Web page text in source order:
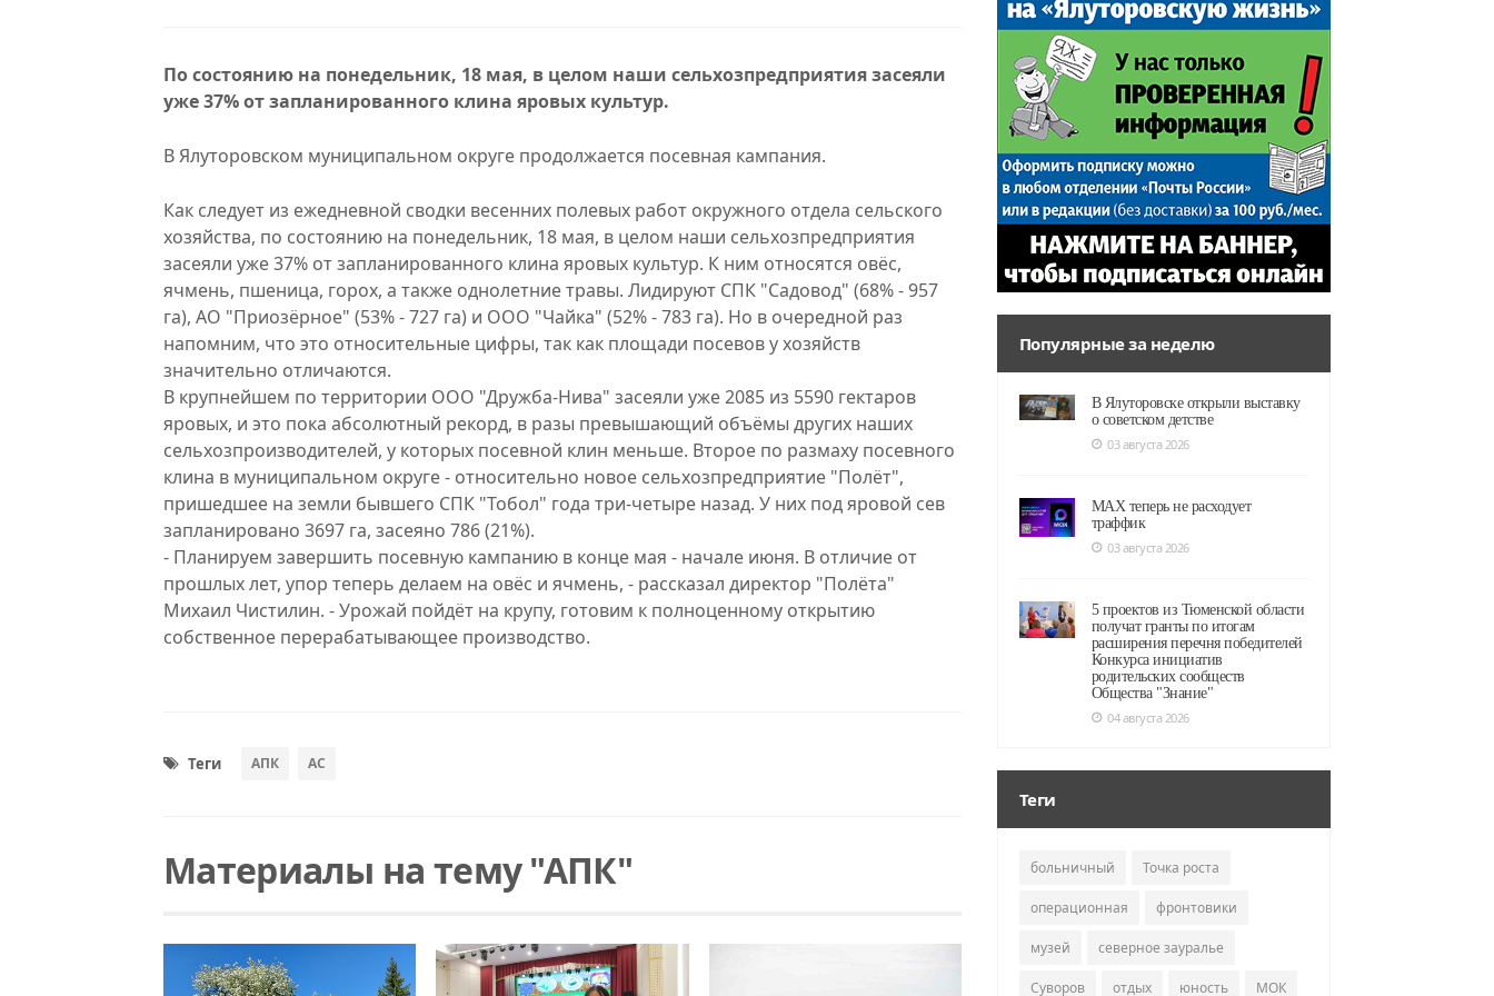
По состоянию на понедельник, 18 мая, в целом наши сельхозпредприятия засеяли
уже 37% от запланированного клина яровых культур.
В Ялуторовском муниципальном округе продолжается посевная кампания.
Как следует из ежедневной сводки весенних полевых работ окружного отдела сельского
хозяйства, по состоянию на понедельник, 18 мая, в целом наши сельхозпредприятия
засеяли уже 37% от запланированного клина яровых культур. К ним относятся овёс,
ячмень, пшеница, горох, а также однолетние травы. Лидируют СПК "Садовод" (68% - 957
га), АО "Приозёрное" (53% - 727 га) и ООО "Чайка" (52% - 783 га). Но в очередной раз
напомним, что это относительные цифры, так как площади посевов у хозяйств
значительно отличаются.
В крупнейшем по территории ООО "Дружба-Нива" засеяли уже 2085 из 5590 гектаров
яровых, и это пока абсолютный рекорд, в разы превышающий объёмы других наших
сельхозпроизводителей, у которых посевной клин меньше. Второе по размаху посевного
клина в муниципальном округе - относительно новое сельхозпредприятие "Полёт",
пришедшее на земли бывшего СПК "Тобол" года три-четыре назад. У них под яровой сев
запланировано 3697 га, засеяно 786 (21%).
- Планируем завершить посевную кампанию в конце мая - начале июня. В отличие от
прошлых лет, упор теперь делаем на овёс и ячмень, - рассказал директор "Полёта"
Михаил Чистилин. - Урожай пойдёт на крупу, готовим к полноценному открытию
собственное перерабатывающее производство.
Теги АПК АС
Материалы на тему "АПК"
Популярные за неделю
В Ялуторовске открыли выставку
о советском детстве
03 августа 2026
MAX теперь не расходует
траффик
03 августа 2026
5 проектов из Тюменской области
получат гранты по итогам
расширения перечня победителей
Конкурса инициатив
родительских сообществ
Общества "Знание"
04 августа 2026
Теги
больничный Точка роста
операционная фронтовики
музей северное зауралье
Суворов отдых юность МОК